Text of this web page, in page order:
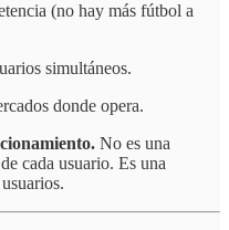
(no hay más fútbol a
simultáneos.
donde opera.
No es una
cada usuario. Es una